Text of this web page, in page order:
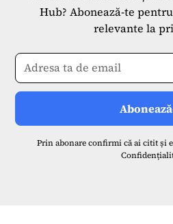
Hub? Abonează-te
relevante la
Prin abonare confirmi că ai citit și